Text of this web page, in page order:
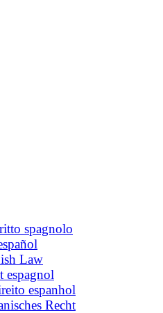
spagnolo
Law
espagnol
espanhol
Recht